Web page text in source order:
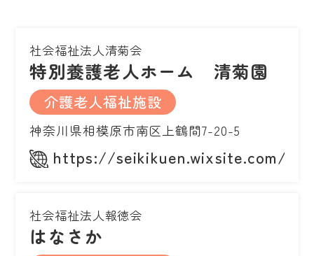
社会福祉法人清菊会
特別養護老人ホーム 清菊園
介護老人福祉施設
神奈川県相模原市南区上鶴間7-20-5
https://seikikuen.wixsite.com/
社会福祉法人報徳会
はなさか